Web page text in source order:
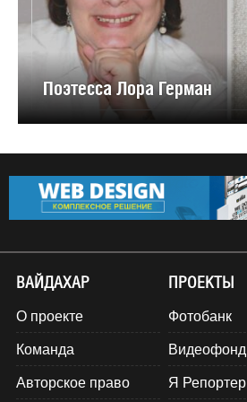
Поэтесса Лора Герман
ВАЙДАХАР
О проекте
Команда
Авторское право
ПРОЕКТЫ
Фотобанк
Видеофонд
Я Репортер